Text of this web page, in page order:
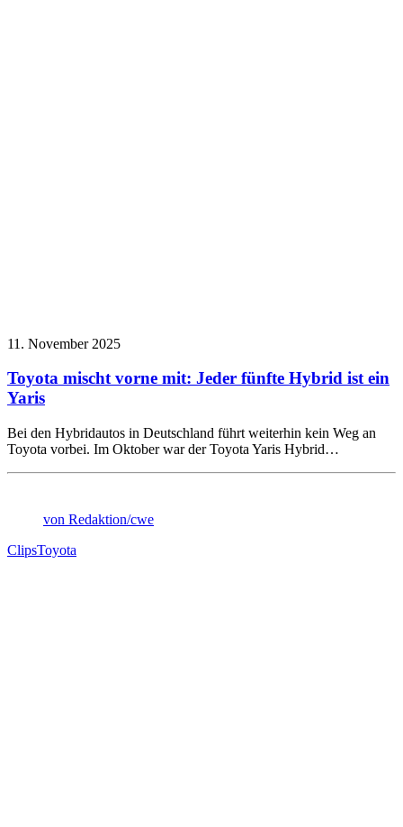
11. November 2025
Toyota mischt vorne mit: Jeder fünfte Hybrid ist ein
Yaris
Bei den Hybridautos in Deutschland führt weiterhin kein Weg an
Toyota vorbei. Im Oktober war der Toyota Yaris Hybrid…
von Redaktion/cwe
ClipsToyota